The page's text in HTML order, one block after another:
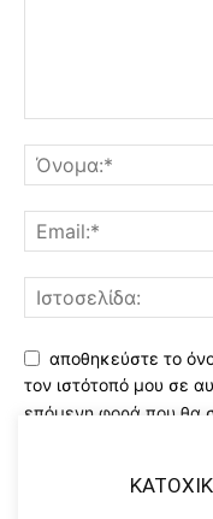
αποθηκεύστε το
τον ιστότοπό μου σε
επόμενη φορά που θα
Χρησιμοποιώντας
αποθήκευση και
τον